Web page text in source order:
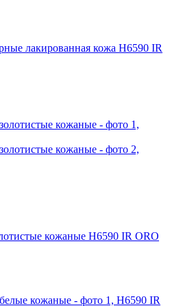
лакированная кожа H6590 IR
кожаные H6590 IR ORO